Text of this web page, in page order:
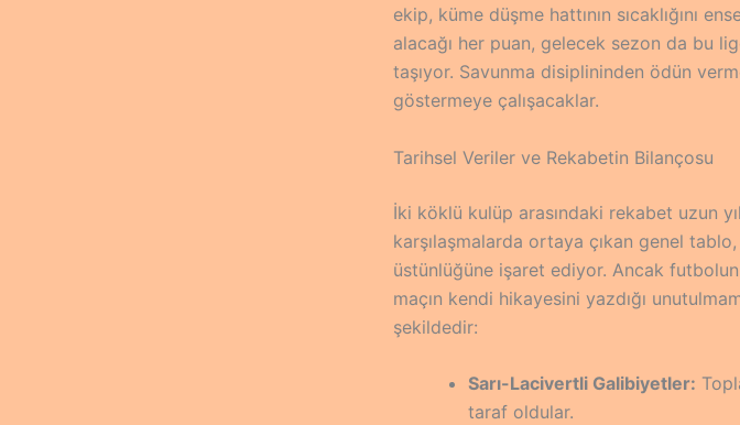
ekip, küme düşme hattının sıcaklığını
alacağı her puan, gelecek sezon da bu
taşıyor. Savunma disiplininden ödün
göstermeye çalışacaklar.
Tarihsel Veriler ve Rekabetin Bilançosu
İki köklü kulüp arasındaki rekabet uzun
karşılaşmalarda ortaya çıkan genel
üstünlüğüne işaret ediyor. Ancak
maçın kendi hikayesini yazdığı
şekildedir:
Sarı-Lacivertli Galibiyetler:
taraf oldular.